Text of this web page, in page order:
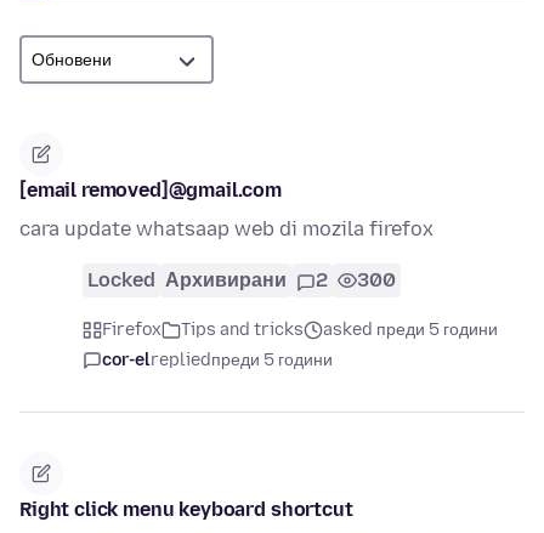
[email removed]@gmail.com
cara update whatsaap web di mozila firefox
Locked Архивирани 2 300
Firefox Tips and tricks
asked преди 5 години
cor-elrepliedпреди 5 години
Right click menu keyboard shortcut